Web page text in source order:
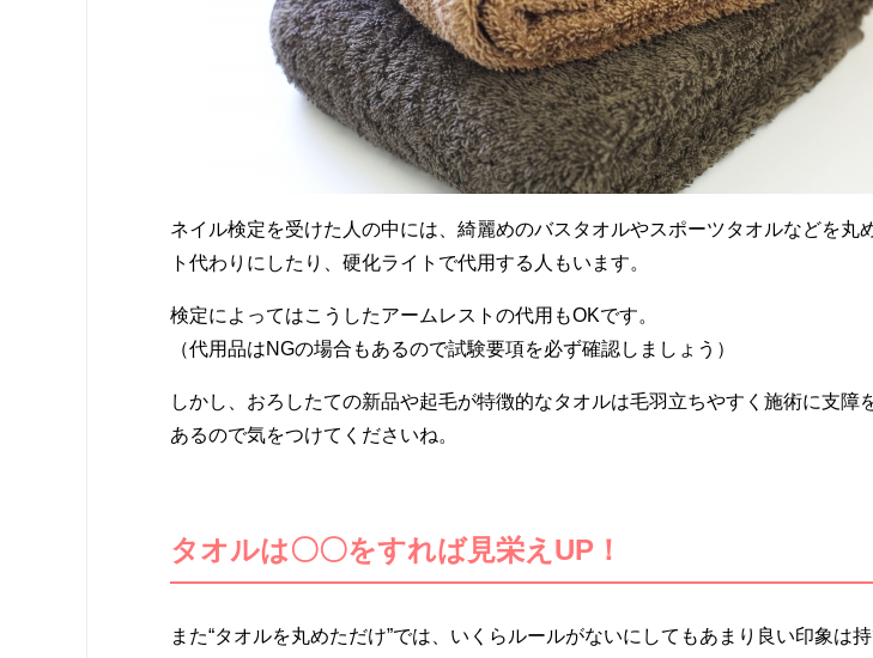
ネイル検定を受けた人の中には、綺麗めのバスタオルやスポーツタオルなどを丸
ト代わりにしたり、硬化ライトで代用する人もいます。
検定によってはこうしたアームレストの代用もOKです。
（代用品はNGの場合もあるので試験要項を必ず確認しましょう）
しかし、おろしたての新品や起毛が特徴的なタオルは毛羽立ちやすく施術に支障
あるので気をつけてくださいね。
タオルは〇〇をすれば見栄えUP！
また“タオルを丸めただけ”では、いくらルールがないにしてもあまり良い印象は持